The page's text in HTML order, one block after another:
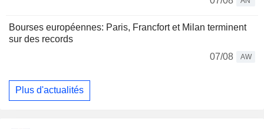
Bourses européennes: Paris, Francfort et Milan terminent
sur des records
07/08
AW
Plus d'actualités